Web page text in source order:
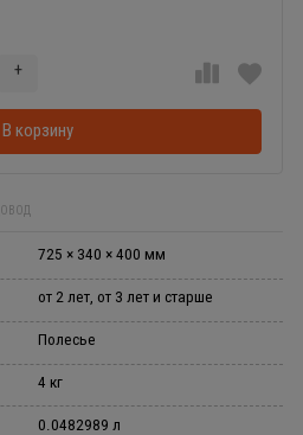
+
В корзину
725 × 340 × 400 мм
от 2 лет, от 3 лет и старше
Полесье
4 кг
0.0482989 л